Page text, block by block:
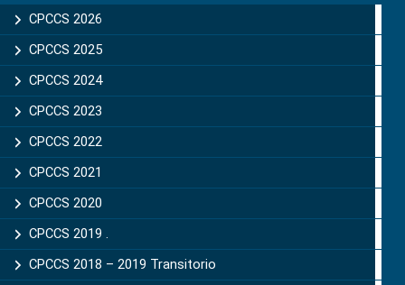
Sidebar
CPCCS 2026
CPCCS 2025
CPCCS 2024
CPCCS 2023
CPCCS 2022
CPCCS 2021
CPCCS 2020
CPCCS 2019 .
CPCCS 2018 – 2019 Transitorio